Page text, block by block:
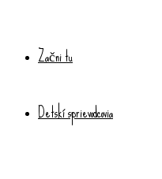
Začni tu
Detskí sprievodcovia